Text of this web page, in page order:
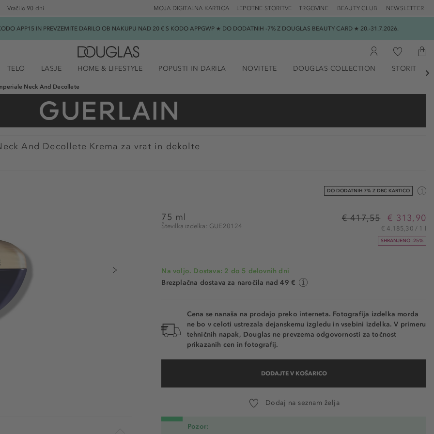
Vračilo 90 dni TRGOVINE BEAUTY CLUB NEWSLETTER
LEPOTNE STORITVE
MOJA DIGITALNA KARTICA
APP15 IN PREVZEMITE DARILO OB NAKUPU NAD 20 € S KODO APPGWP ★ DO DODATNIH -7% Z DOUGLAS BEAUTY CARD ★ 20.-31.7.2026.
TELO LASJE HOME & LIFESTYLE POPUSTI IN DARILA NOVITETE DOUGLAS COLLECTION STORITVE

Neck And Decollete
And Decollete Krema za vrat in dekolte
DO DODATNIH 7% Z DBC KARTICO
75 ml
Številka izdelka: GUE20124
€ 417,55 € 313,90
€ 4.185,30 / 1 l
SHRANJENO -25%
Na voljo. Dostava: 2 do 5 delovnih dni
Brezplačna dostava za naročila nad 49 €
Cena se nanaša na prodajo preko interneta. Fotografija izdelka morda
ne bo v celoti ustrezala dejanskemu izgledu in vsebini izdelka. V primeru
tehničnih napak, Douglas ne prevzema odgovornosti za točnost
prikazanih cen in fotografij.
DODAJTE V KOŠARICO
Dodaj na seznam želja
Pozor: